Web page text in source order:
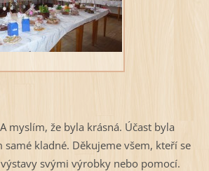
myslím, že byla krásná. Účast byla
samé kladné. Děkujeme všem, kteří se
svými výrobky nebo pomocí.